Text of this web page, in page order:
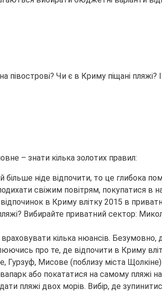
Чи є в Криму піщані пляжі?
– знати кілька золотих правил:
ніде відпочити, то це глибока
свіжим повітрям, покупатися
в Криму влітку 2015 в
Вибирайте приватний сектор:
кілька нюансів. Безумовно,
про те, де відпочити в Криму
Гурзуф, Мисове (поблизу міста
або покататися на самому пляжі на
пляжі двох морів. Вибір, де